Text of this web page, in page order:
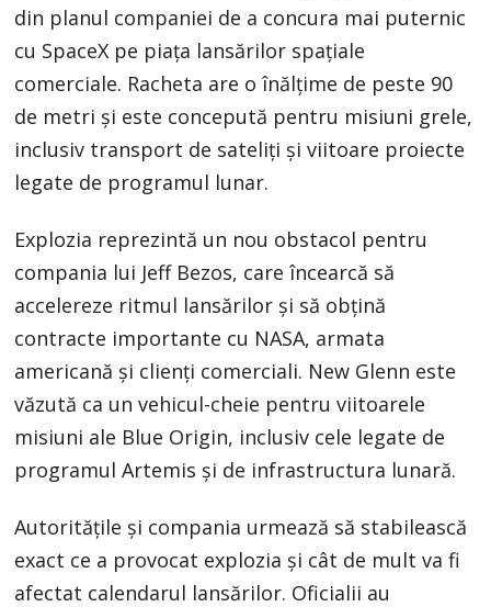
din planul companiei de a concura mai puternic
cu SpaceX pe piața lansărilor spațiale
comerciale. Racheta are o înălțime de peste 90
de metri și este concepută pentru misiuni grele,
inclusiv transport de sateliți și viitoare proiecte
legate de programul lunar.
Explozia reprezintă un nou obstacol pentru
compania lui Jeff Bezos, care încearcă să
accelereze ritmul lansărilor și să obțină
contracte importante cu NASA, armata
americană și clienți comerciali. New Glenn este
văzută ca un vehicul-cheie pentru viitoarele
misiuni ale Blue Origin, inclusiv cele legate de
programul Artemis și de infrastructura lunară.
Autoritățile și compania urmează să stabilească
exact ce a provocat explozia și cât de mult va fi
afectat calendarul lansărilor. Oficialii au